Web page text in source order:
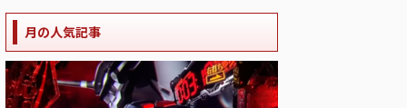
月の人気記事